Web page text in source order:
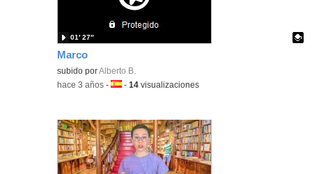
Marco
Contenido educativo.
subido porAlberto B.
01′ 27″
-hace 3 años -Idioma:
-14 visualizaciones